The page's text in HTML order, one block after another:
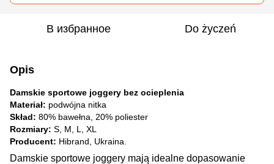
В избранное Do życzeń
Opis
Damskie sportowe joggery bez ocieplenia
Materiał: podwójna nitka
Skład: 80% bawełna, 20% poliester
Rozmiary: S, M, L, XL
Producent: Hibrand, Ukraina.
Damskie sportowe joggery mają idealne dopasowanie